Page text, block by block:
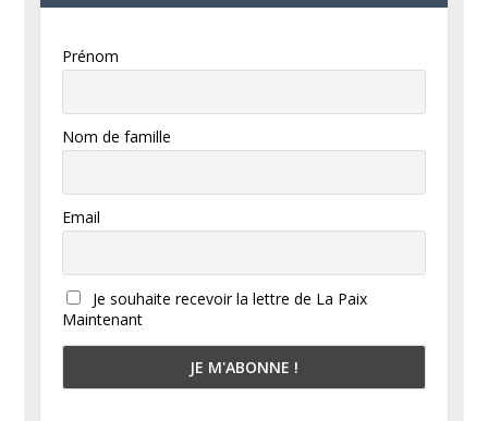
Prénom
Nom de famille
Email
Je souhaite recevoir la lettre de La Paix
Maintenant